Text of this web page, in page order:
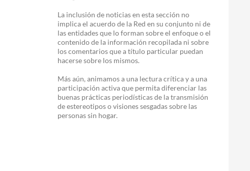
La inclusión de noticias en esta sección no
implica el acuerdo de la Red en su conjunto ni de
las entidades que lo forman sobre el enfoque o el
contenido de la información recopilada ni sobre
los comentarios que a título particular puedan
hacerse sobre los mismos.
Más aún, animamos a una lectura crítica y a una
participación activa que permita diferenciar las
buenas prácticas periodísticas de la transmisión
de estereotipos o visiones sesgadas sobre las
personas sin hogar.